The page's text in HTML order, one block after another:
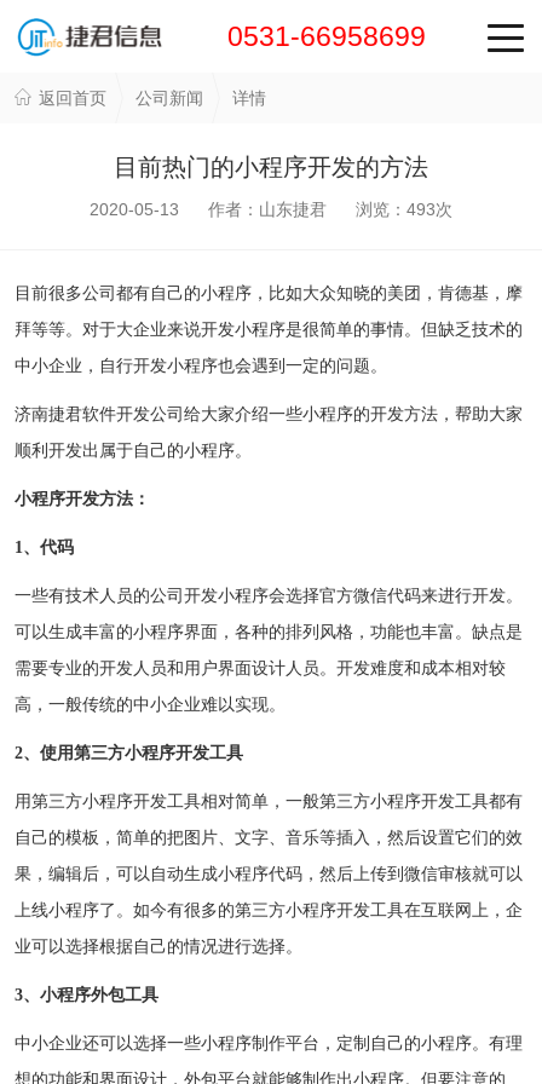
0531-66958699
返回首页 公司新闻 详情
目前热门的小程序开发的方法
2020-05-13 作者：山东捷君 浏览： 493次
目前很多公司都有自己的小程序，比如大众知晓的美团，肯德基，摩
拜等等。对于大企业来说开发小程序是很简单的事情。但缺乏技术的
中小企业，自行开发小程序也会遇到一定的问题。
济南捷君软件开发公司给大家介绍一些小程序的开发方法，帮助大家
顺利开发出属于自己的小程序。
小程序开发方法：
1、代码
一些有技术人员的公司开发小程序会选择官方微信代码来进行开发。
可以生成丰富的小程序界面，各种的排列风格，功能也丰富。缺点是
需要专业的开发人员和用户界面设计人员。开发难度和成本相对较
高，一般传统的中小企业难以实现。
2、使用第三方小程序开发工具
用第三方小程序开发工具相对简单，一般第三方小程序开发工具都有
自己的模板，简单的把图片、文字、音乐等插入，然后设置它们的效
果，编辑后，可以自动生成小程序代码，然后上传到微信审核就可以
上线小程序了。如今有很多的第三方小程序开发工具在互联网上，企
业可以选择根据自己的情况进行选择。
3、小程序外包工具
中小企业还可以选择一些小程序制作平台，定制自己的小程序。有理
想的功能和界面设计，外包平台就能够制作出小程序。但要注意的